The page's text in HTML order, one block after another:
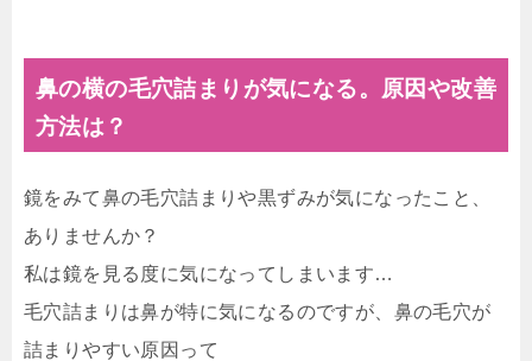
鼻の横の毛穴詰まりが気になる。原因や改善
方法は？
鏡をみて鼻の毛穴詰まりや黒ずみが気になったこと、
ありませんか？
私は鏡を見る度に気になってしまいます…
毛穴詰まりは鼻が特に気になるのですが、鼻の毛穴が
詰まりやすい原因って